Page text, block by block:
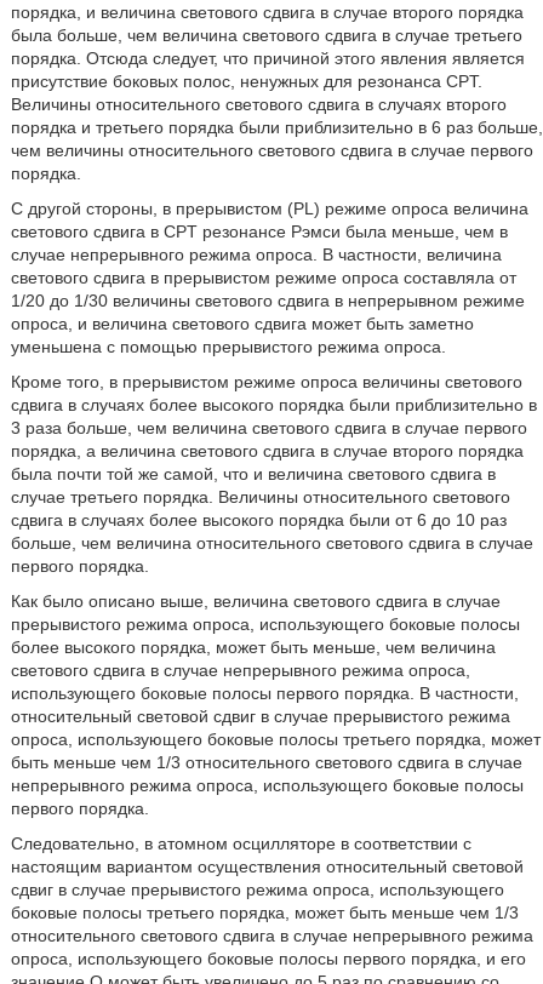
порядка, и величина светового сдвига в случае второго порядка
была больше, чем величина светового сдвига в случае третьего
порядка. Отсюда следует, что причиной этого явления является
присутствие боковых полос, ненужных для резонанса CPT.
Величины относительного светового сдвига в случаях второго
порядка и третьего порядка были приблизительно в 6 раз больше,
чем величины относительного светового сдвига в случае первого
порядка.
С другой стороны, в прерывистом (PL) режиме опроса величина
светового сдвига в CPT резонансе Рэмси была меньше, чем в
случае непрерывного режима опроса. В частности, величина
светового сдвига в прерывистом режиме опроса составляла от
1/20 до 1/30 величины светового сдвига в непрерывном режиме
опроса, и величина светового сдвига может быть заметно
уменьшена с помощью прерывистого режима опроса.
Кроме того, в прерывистом режиме опроса величины светового
сдвига в случаях более высокого порядка были приблизительно в
3 раза больше, чем величина светового сдвига в случае первого
порядка, а величина светового сдвига в случае второго порядка
была почти той же самой, что и величина светового сдвига в
случае третьего порядка. Величины относительного светового
сдвига в случаях более высокого порядка были от 6 до 10 раз
больше, чем величина относительного светового сдвига в случае
первого порядка.
Как было описано выше, величина светового сдвига в случае
прерывистого режима опроса, использующего боковые полосы
более высокого порядка, может быть меньше, чем величина
светового сдвига в случае непрерывного режима опроса,
использующего боковые полосы первого порядка. В частности,
относительный световой сдвиг в случае прерывистого режима
опроса, использующего боковые полосы третьего порядка, может
быть меньше чем 1/3 относительного светового сдвига в случае
непрерывного режима опроса, использующего боковые полосы
первого порядка.
Следовательно, в атомном осцилляторе в соответствии с
настоящим вариантом осуществления относительный световой
сдвиг в случае прерывистого режима опроса, использующего
боковые полосы третьего порядка, может быть меньше чем 1/3
относительного светового сдвига в случае непрерывного режима
опроса, использующего боковые полосы первого порядка, и его